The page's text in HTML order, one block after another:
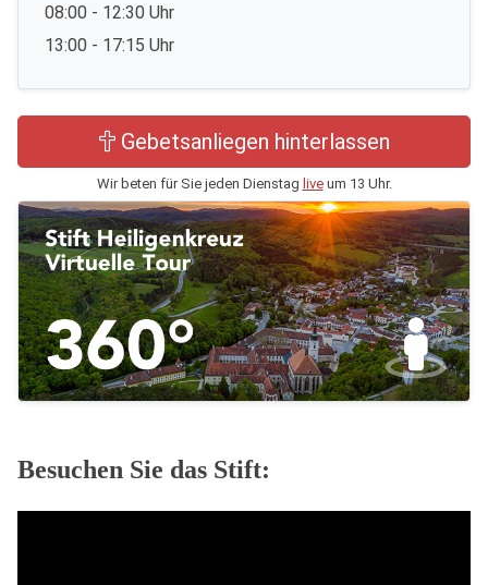
08:00 - 12:30 Uhr
13:00 - 17:15 Uhr
Gebetsanliegen hinterlassen
Wir beten für Sie jeden Dienstag liveum 13 Uhr.
Besuchen Sie das Stift: